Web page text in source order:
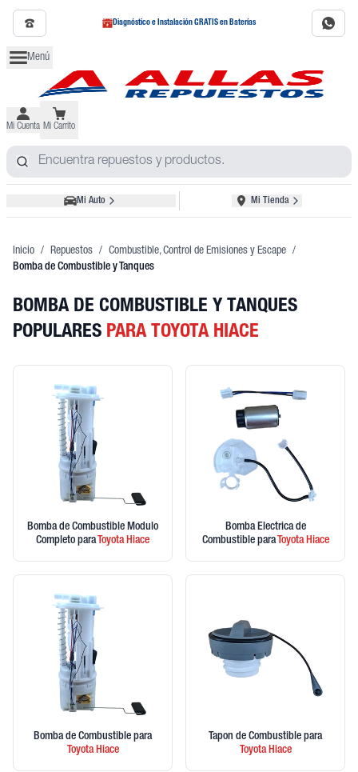
Diagnóstico e Instalación GRATIS en Baterías
Menú
Mi Cuenta Mi Carrito
Mi Auto Mi Tienda
Inicio / Repuestos / Combustible, Control de Emisiones y Escape /
Bomba de Combustible y Tanques
BOMBA DE COMBUSTIBLE Y TANQUES
POPULARES PARA TOYOTA HIACE
Bomba de Combustible Modulo
Completo para ToyotaHiace
Bomba Electrica de
Combustible para ToyotaHiace
Bomba de Combustible para
ToyotaHiace
Tapon de Combustible para
ToyotaHiace